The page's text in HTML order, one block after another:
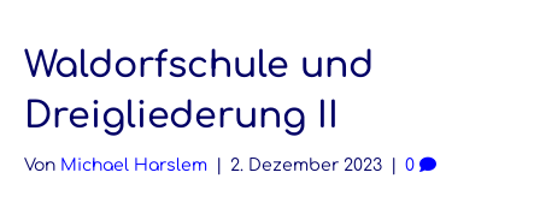
Waldorfschule und
Dreigliederung II
Von Michael Harslem 2. Dezember 2023 0